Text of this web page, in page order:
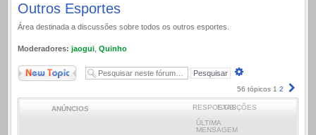
Outros Esportes
Área destinada a discussões sobre todos os outros esportes.
Moderadores: jaogui Quinho
Novo Tópico
56 tópicos 1 2
ANÚNCIOS RESPOSTASEXIBIÇÕES
ÚLTIMA
MENSAGEM